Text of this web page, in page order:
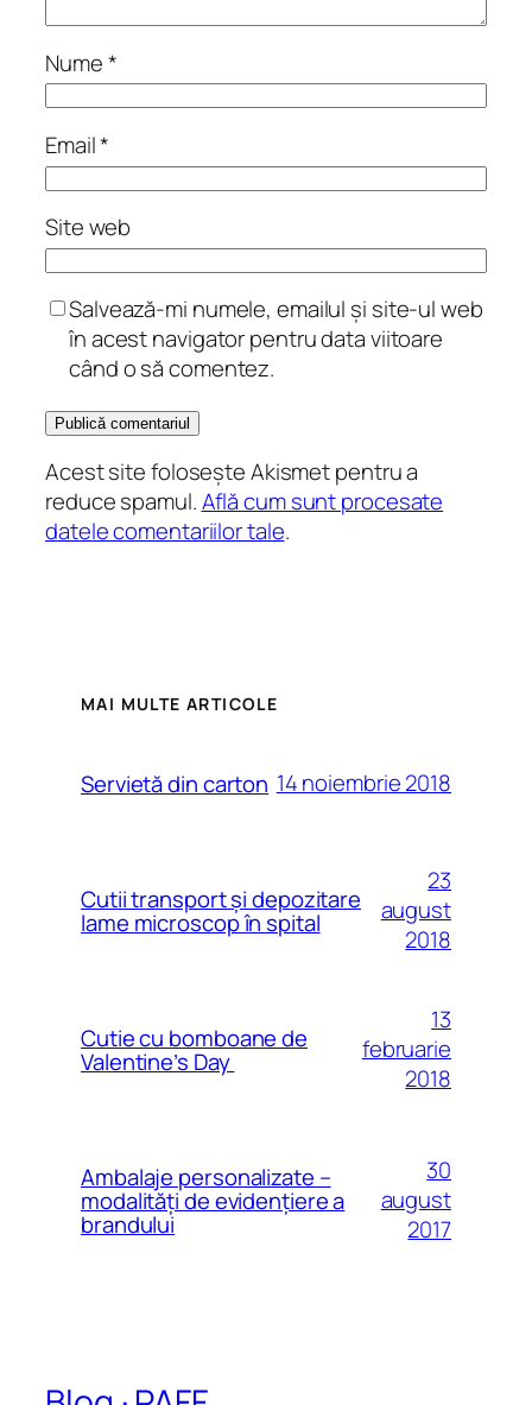
Nume*
Email*
Site web
Salvează-mi numele, emailul și site-ul web
în acest navigator pentru data viitoare
când o să comentez.
Acest site folosește Akismet pentru a
reduce spamul.Află cum sunt procesate
datele comentariilor tale.
MAI MULTE ARTICOLE
Servietă din carton 14 noiembrie 2018
Cutii transport și depozitare
lame microscop în spital
23
august
2018
Cutie cu bomboane de
Valentine’s Day
13
februarie
2018
Ambalaje personalizate –
modalităţi de evidenţiere a
brandului
30
august
2017